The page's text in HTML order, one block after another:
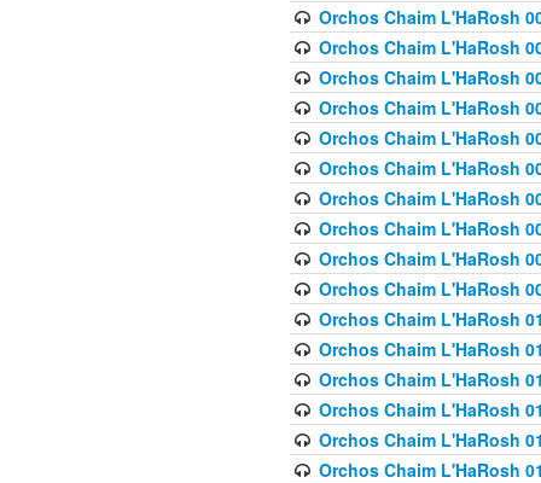
Orchos Chaim L'HaRosh
Orchos Chaim L'HaRosh
Orchos Chaim L'HaRosh
Orchos Chaim L'HaRosh
Orchos Chaim L'HaRosh
Orchos Chaim L'HaRosh
Orchos Chaim L'HaRosh
Orchos Chaim L'HaRosh
Orchos Chaim L'HaRosh
Orchos Chaim L'HaRosh
Orchos Chaim L'HaRosh
Orchos Chaim L'HaRosh
Orchos Chaim L'HaRosh
Orchos Chaim L'HaRosh
Orchos Chaim L'HaRosh
Orchos Chaim L'HaRosh